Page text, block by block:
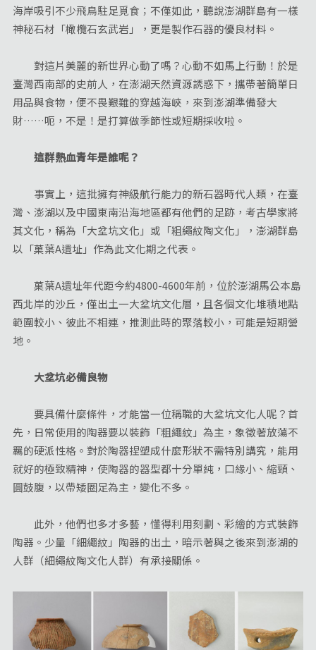
海岸吸引不少飛鳥駐足覓食；不僅如此，聽說澎湖群島有一樣
神秘石材「橄欖石玄武岩」，更是製作石器的優良材料。
對這片美麗的新世界心動了嗎？心動不如馬上行動！於是
臺灣西南部的史前人，在澎湖天然資源誘惑下，攜帶著簡單日
用品與食物，便不畏艱難的穿越海峽，來到澎湖準備發大
財……呃，不是！是打算做季節性或短期採收啦。
這群熱血青年是誰呢？
事實上，這批擁有神級航行能力的新石器時代人類，在臺
灣、澎湖以及中國東南沿海地區都有他們的足跡，考古學家將
其文化，稱為「大坌坑文化」或「粗繩紋陶文化」，澎湖群島
以「菓葉A遺址」作為此文化期之代表。
菓葉A遺址年代距今約4800-4600年前，位於澎湖馬公本島
西北岸的沙丘，僅出土一大坌坑文化層，且各個文化堆積地點
範圍較小、彼此不相連，推測此時的聚落較小，可能是短期營
地。
大坌坑必備良物
要具備什麼條件，才能當一位稱職的大坌坑文化人呢？首
先，日常使用的陶器要以裝飾「粗繩紋」為主，象徵著放蕩不
羈的硬派性格。對於陶器捏塑成什麼形狀不需特別講究，能用
就好的極致精神，使陶器的器型都十分單純，口緣小、縮頸、
圓鼓腹，以帶矮圈足為主，變化不多。
此外，他們也多才多藝，懂得利用刻劃、彩繪的方式裝飾
陶器。少量「細繩紋」陶器的出土，暗示著與之後來到澎湖的
人群（細繩紋陶文化人群）有承接關係。